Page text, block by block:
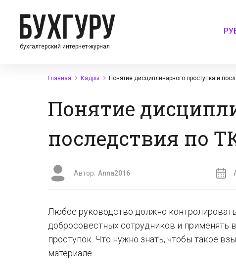
бухгалтерский интернет-журнал
Главная Кадры Понятие дисциплинарного проступка и
Понятие
последствия по
Автор: Anna2016
Любое руководство должно
добросовестных сотрудников и
проступок. Что нужно знать, чтобы такое
материале.